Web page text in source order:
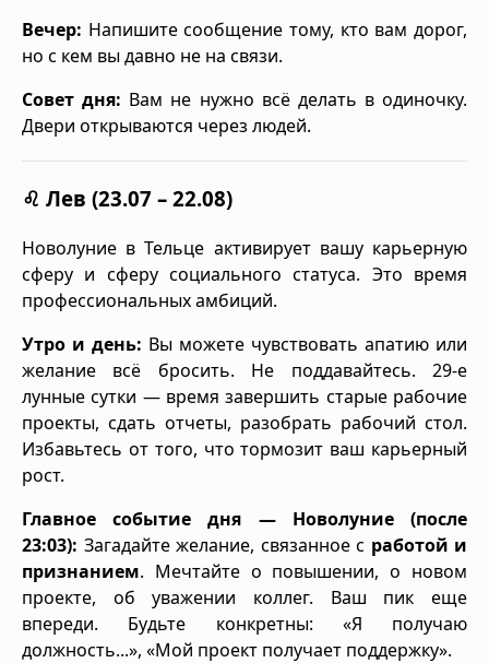
Вечер: Напишите сообщение тому, кто вам дорог,
но с кем вы давно не на связи.
Совет дня: Вам не нужно всё делать в одиночку.
Двери открываются через людей.
♌ Лев (23.07 – 22.08)
Новолуние в Тельце активирует вашу карьерную
сферу и сферу социального статуса. Это время
профессиональных амбиций.
Утро и день: Вы можете чувствовать апатию или
желание всё бросить. Не поддавайтесь. 29-е
лунные сутки — время завершить старые рабочие
проекты, сдать отчеты, разобрать рабочий стол.
Избавьтесь от того, что тормозит ваш карьерный
рост.
Главное событие дня — Новолуние (после
23:03): Загадайте желание, связанное с работой и
признанием. Мечтайте о повышении, о новом
проекте, об уважении коллег. Ваш пик еще
впереди. Будьте конкретны: «Я получаю
должность...», «Мой проект получает поддержку».